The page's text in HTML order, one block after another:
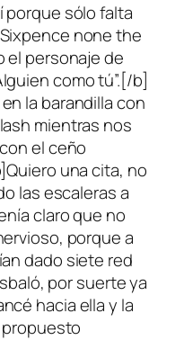
porque sólo falta
none the
el personaje de
como tú”.[/b]
la barandilla con
mientras nos
el ceño
una cita, no
las escaleras a
claro que no
porque a
dado siete red
por suerte ya
hacia ella y la
propuesto